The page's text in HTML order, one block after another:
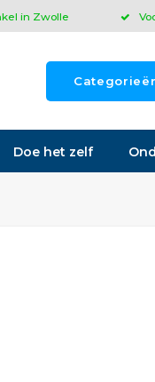
in Zwolle
Doe het zelf